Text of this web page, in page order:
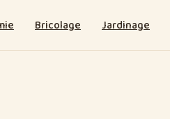
Bricolage Jardinage